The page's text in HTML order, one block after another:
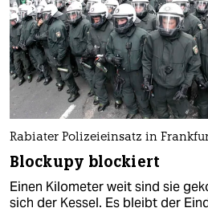
Rabiater Polizeieinsatz in
Blockupy blockiert
Einen Kilometer weit sind sie
sich der Kessel. Es bleibt der